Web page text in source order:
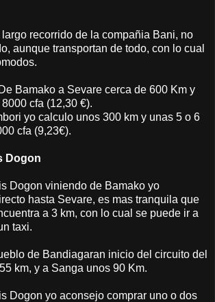
largo recorrido de la compañia Bani, no
aunque transportan de todo, con lo cual
Bamako a Sevare cerca de 600 Km y
cfa (12,30 €).
yo calculo unos 300 km y unas 5 o 6
cfa (9,23€).
Dogon
Dogon viniendo de Bamako yo
hasta Sevare, es mas tranquila que
a 3 km, con lo cual se puede ir a
taxi.
de Bandiagaran inicio del circuito del
km, y a Sanga unos 90 Km.
Dogon yo aconsejo comprar uno o dos